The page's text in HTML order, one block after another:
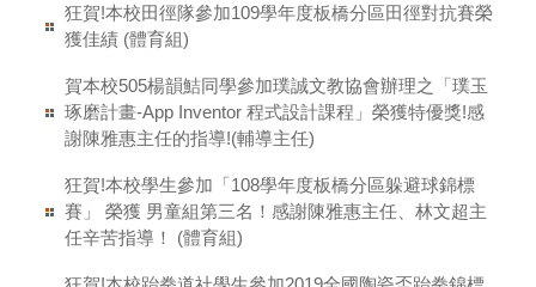
狂賀!本校田徑隊參加109學年度板橋分區田徑對抗賽榮
獲佳績 (體育組)
賀本校505楊韻鮚同學參加璞誠文教協會辦理之「璞玉
琢磨計畫-App Inventor 程式設計課程」榮獲特優獎!感
謝陳雅惠主任的指導!(輔導主任)
狂賀!本校學生參加「108學年度板橋分區躲避球錦標
賽」 榮獲 男童組第三名！感謝陳雅惠主任、林文超主
任辛苦指導！ (體育組)